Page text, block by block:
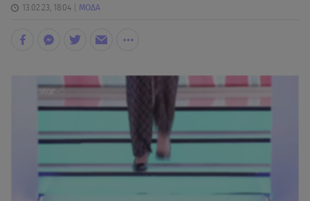
13.02.23, 18:04 ΜΟΔΑ